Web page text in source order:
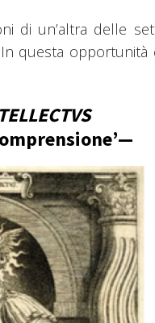
di un’altra delle
questa opportunità